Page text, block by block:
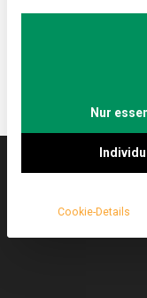
mit einem
Magazin zu
Nur
Cookie-Details